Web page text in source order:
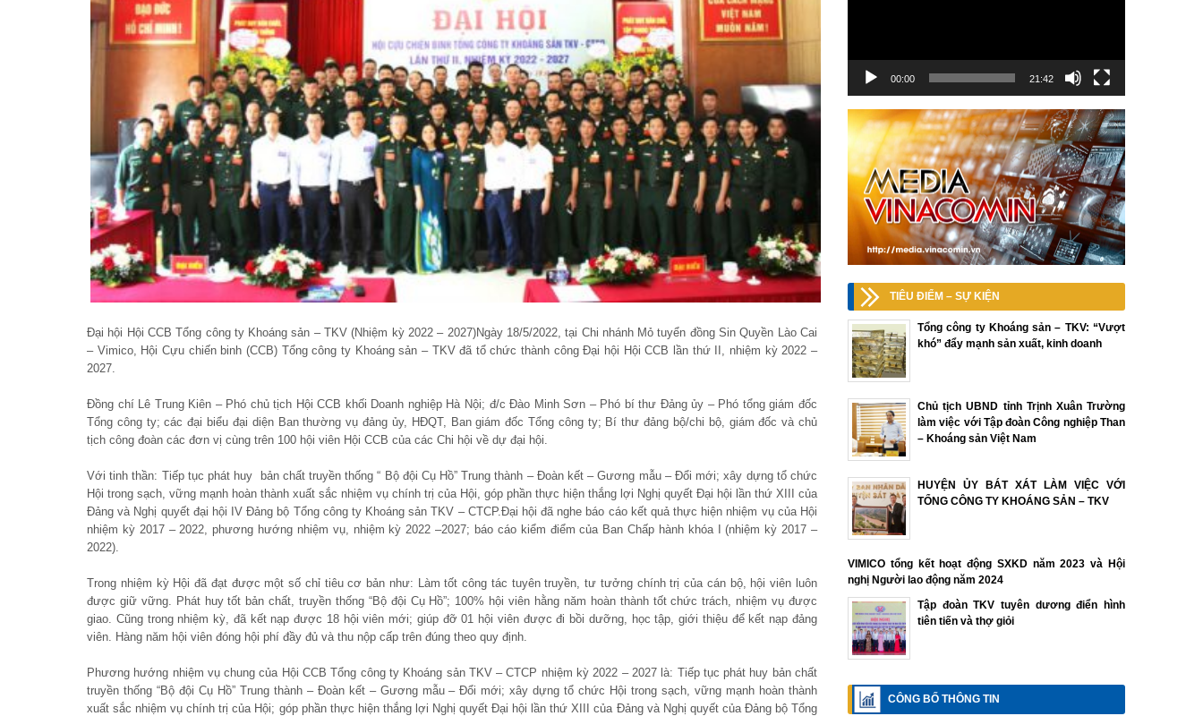
Đại hội Hội CCB Tổng công ty Khoáng sản – TKV (Nhiệm kỳ 2022 – 2027)Ngày 18/5/2022, tại Chi nhánh Mỏ tuyển đồng Sin Quyền Lào Cai
– Vimico, Hội Cựu chiến binh (CCB) Tổng công ty Khoáng sản – TKV đã tổ chức thành công Đại hội Hội CCB lần thứ II, nhiệm kỳ 2022 –
2027.
Đồng chí Lê Trung Kiên – Phó chủ tịch Hội CCB khối Doanh nghiệp Hà Nội; đ/c Đào Minh Sơn – Phó bí thư Đảng ủy – Phó tổng giám đốc
Tổng công ty; các đại biểu đại diện Ban thường vụ đảng ủy, HĐQT, Ban giám đốc Tổng công ty; Bí thư đảng bộ/chi bộ, giám đốc và chủ
tịch công đoàn các đơn vị cùng trên 100 hội viên Hội CCB của các Chi hội về dự đại hội.
Với tinh thần: Tiếp tục phát huy bản chất truyền thống “ Bộ đội Cụ Hồ” Trung thành – Đoàn kết – Gương mẫu – Đổi mới; xây dựng tổ chức
Hội trong sạch, vững mạnh hoàn thành xuất sắc nhiệm vụ chính trị của Hội, góp phần thực hiện thắng lợi Nghị quyết Đại hội lần thứ XIII của
Đảng và Nghị quyết đại hội IV Đảng bộ Tổng công ty Khoáng sản TKV – CTCP.Đại hội đã nghe báo cáo kết quả thực hiện nhiệm vụ của Hội
nhiệm kỳ 2017 – 2022, phương hướng nhiệm vụ, nhiệm kỳ 2022 –2027; báo cáo kiểm điểm của Ban Chấp hành khóa I (nhiệm kỳ 2017 –
2022).
Trong nhiệm kỳ Hội đã đạt được một số chỉ tiêu cơ bản như: Làm tốt công tác tuyên truyền, tư tưởng chính trị của cán bộ, hội viên luôn
được giữ vững. Phát huy tốt bản chất, truyền thống “Bộ đội Cụ Hồ”; 100% hội viên hằng năm hoàn thành tốt chức trách, nhiệm vụ được
giao. Cũng trong nhiệm kỳ, đã kết nạp được 18 hội viên mới; giúp đỡ 01 hội viên được đi bồi dưỡng, học tập, giới thiệu để kết nạp đảng
viên. Hàng năm hội viên đóng hội phí đầy đủ và thu nộp cấp trên đúng theo quy định.
Phương hướng nhiệm vụ chung của Hội CCB Tổng công ty Khoáng sản TKV – CTCP nhiệm kỳ 2022 – 2027 là: Tiếp tục phát huy bản chất
truyền thống “Bộ đội Cụ Hồ” Trung thành – Đoàn kết – Gương mẫu – Đổi mới; xây dựng tổ chức Hội trong sạch, vững mạnh hoàn thành
xuất sắc nhiệm vụ chính trị của Hội; góp phần thực hiện thắng lợi Nghị quyết Đại hội lần thứ XIII của Đảng và Nghị quyết của Đảng bộ Tổng
00:00 21:42
TIÊU ĐIỂM – SỰ KIỆN
Tổng công ty Khoáng sản – TKV: “Vượt
khó” đẩy mạnh sản xuất, kinh doanh
Chủ tịch UBND tỉnh Trịnh Xuân Trường
làm việc với Tập đoàn Công nghiệp Than
– Khoáng sản Việt Nam
HUYỆN ỦY BÁT XÁT LÀM VIỆC VỚI
TỔNG CÔNG TY KHOÁNG SẢN – TKV
VIMICO tổng kết hoạt động SXKD năm 2023 và Hội
nghị Người lao động năm 2024
Tập đoàn TKV tuyên dương điển hình
tiên tiến và thợ giỏi
CÔNG BỐ THÔNG TIN